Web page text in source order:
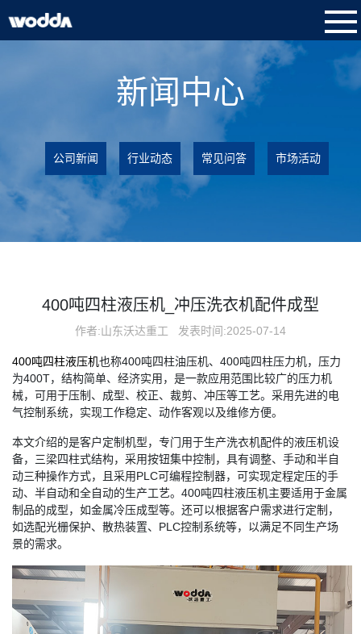
新闻中心
公司新闻 行业动态 常见问答 市场活动
400吨四柱液压机_冲压洗衣机配件成型
作者:山东沃达重工 发表时间:2025-07-14
400吨四柱液压机也称400吨四柱油压机、400吨四柱压力机，压力
为400T，结构简单、经济实用，是一款应用范围比较广的压力机
械，可用于压制、成型、校正、裁剪、冲压等工艺。采用先进的电
气控制系统，实现工作稳定、动作客观以及维修方便。
本文介绍的是客户定制机型，专门用于生产洗衣机配件的液压机设
备，三梁四柱式结构，采用按钮集中控制，具有调整、手动和半自
动三种操作方式，且采用PLC可编程控制器，可实现定程定压的手
动、半自动和全自动的生产工艺。400吨四柱液压机主要适用于金属
制品的成型，如金属冷压成型等。还可以根据客户需求进行定制，
如选配光栅保护、散热装置、PLC控制系统等，以满足不同生产场
景的需求。